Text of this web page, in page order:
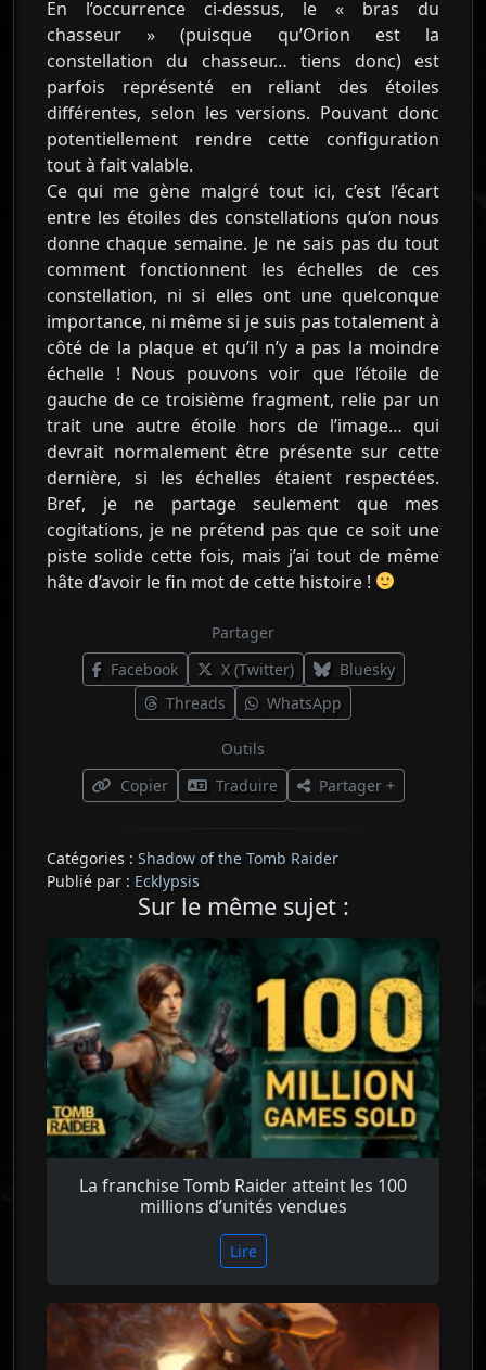
En l’occurrence ci-dessus, le « bras du
chasseur » (puisque qu’Orion est la
constellation du chasseur… tiens donc) est
parfois représenté en reliant des étoiles
différentes, selon les versions. Pouvant donc
potentiellement rendre cette configuration
tout à fait valable.
Ce qui me gène malgré tout ici, c’est l’écart
entre les étoiles des constellations qu’on nous
donne chaque semaine. Je ne sais pas du tout
comment fonctionnent les échelles de ces
constellation, ni si elles ont une quelconque
importance, ni même si je suis pas totalement à
côté de la plaque et qu’il n’y a pas la moindre
échelle ! Nous pouvons voir que l’étoile de
gauche de ce troisième fragment, relie par un
trait une autre étoile hors de l’image… qui
devrait normalement être présente sur cette
dernière, si les échelles étaient respectées.
Bref, je ne partage seulement que mes
cogitations, je ne prétend pas que ce soit une
piste solide cette fois, mais j’ai tout de même
hâte d’avoir le fin mot de cette histoire !
Partager
Facebook
X (Twitter)
Bluesky
Threads
WhatsApp
Outils
Copier
Traduire Partager +
Catégories : Shadow of the Tomb Raider
Publié par : Ecklypsis
Sur le même sujet :
La franchise Tomb Raider atteint les 100
millions d’unités vendues
Lire